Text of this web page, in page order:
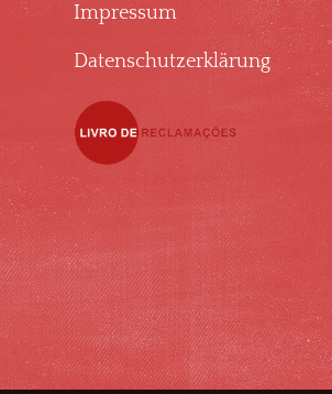
Impressum
Datenschutzerklärung